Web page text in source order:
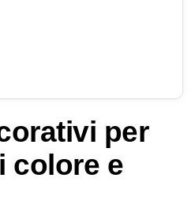
per
colore e